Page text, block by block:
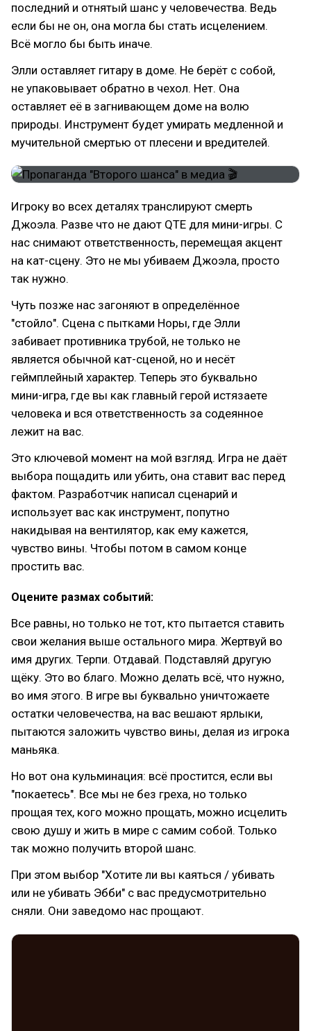
последний и отнятый шанс у человечества. Ведь
если бы не он, она могла бы стать исцелением.
Всё могло бы быть иначе.
Элли оставляет гитару в доме. Не берёт с собой,
не упаковывает обратно в чехол. Нет. Она
оставляет её в загнивающем доме на волю
природы. Инструмент будет умирать медленной и
мучительной смертью от плесени и вредителей.
Игроку во всех деталях транслируют смерть
Джоэла. Разве что не дают QTE для мини-игры. С
нас снимают ответственность, перемещая акцент
на кат-сцену. Это не мы убиваем Джоэла, просто
так нужно.
Чуть позже нас загоняют в определённое
"стойло". Сцена с пытками Норы, где Элли
забивает противника трубой, не только не
является обычной кат-сценой, но и несёт
геймплейный характер. Теперь это буквально
мини-игра, где вы как главный герой истязаете
человека и вся ответственность за содеянное
лежит на вас.
Это ключевой момент на мой взгляд. Игра не даёт
выбора пощадить или убить, она ставит вас перед
фактом. Разработчик написал сценарий и
использует вас как инструмент, попутно
накидывая на вентилятор, как ему кажется,
чувство вины. Чтобы потом в самом конце
простить вас.
Оцените размах событий:
Все равны, но только не тот, кто пытается ставить
свои желания выше остального мира. Жертвуй во
имя других. Терпи. Отдавай. Подставляй другую
щёку. Это во благо. Можно делать всё, что нужно,
во имя этого. В игре вы буквально уничтожаете
остатки человечества, на вас вешают ярлыки,
пытаются заложить чувство вины, делая из игрока
маньяка.
Но вот она кульминация: всё простится, если вы
"покаетесь". Все мы не без греха, но только
прощая тех, кого можно прощать, можно исцелить
свою душу и жить в мире с самим собой. Только
так можно получить второй шанс.
При этом выбор "Хотите ли вы каяться / убивать
или не убивать Эбби" с вас предусмотрительно
сняли. Они заведомо нас прощают.